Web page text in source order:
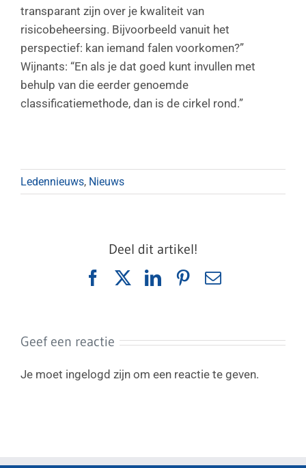
transparant zijn over je kwaliteit van
risicobeheersing. Bijvoorbeeld vanuit het
perspectief: kan iemand falen voorkomen?”
Wijnants: “En als je dat goed kunt invullen met
behulp van die eerder genoemde
classificatiemethode, dan is de cirkel rond.”
Ledennieuws, Nieuws
Deel dit artikel!
FacebookLinkedIn
Pinterest
E-
Geef een reactie
Je moet ingelogd zijn om een reactie te geven.